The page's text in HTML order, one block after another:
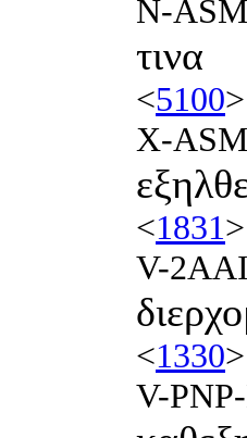
N-ASM
τινα
<5100>
X-ASM
<1831
V-
<1330
V-